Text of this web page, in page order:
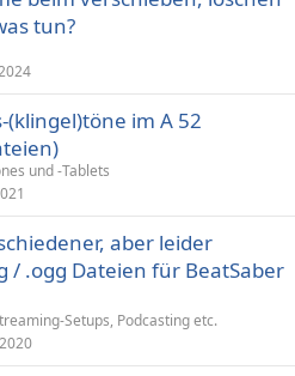
tun?
im A 52
und -Tablets
aber leider
/ .ogg Dateien für BeatSaber
Setups, Podcasting etc.